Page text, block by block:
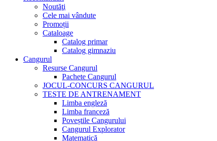
Noutăţi
Cele mai vândute
Promoții
Cataloage
Catalog primar
Catalog gimnaziu
Cangurul
Resurse Cangurul
Pachete Cangurul
JOCUL-CONCURS CANGURUL
TESTE DE ANTRENAMENT
Limba engleză
Limba franceză
Poveștile Cangurului
Cangurul Explorator
Matematică